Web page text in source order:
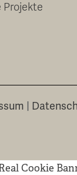
Projekte
|
Cookie